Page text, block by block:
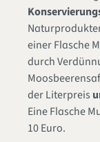
einer Flasche
durch
der Literpreis
Eine Flasche
10 Euro.